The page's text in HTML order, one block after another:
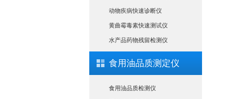
动物疾病快速诊断仪
黄曲霉毒素快速测试仪
水产品药物残留检测仪
食用油品质测定仪
食用油品质检测仪